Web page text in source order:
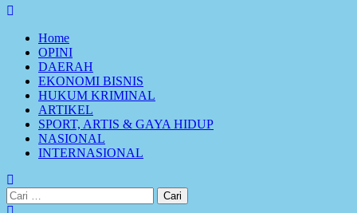
Home
OPINI
DAERAH
EKONOMI BISNIS
HUKUM KRIMINAL
ARTIKEL
SPORT, ARTIS & GAYA HIDUP
NASIONAL
INTERNASIONAL
Cari
untuk: